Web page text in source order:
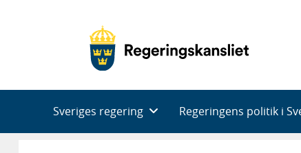
Sveriges regering Regeringens politik i